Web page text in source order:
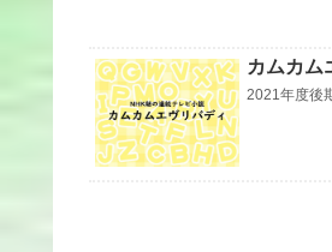
カムカム
2021年度後